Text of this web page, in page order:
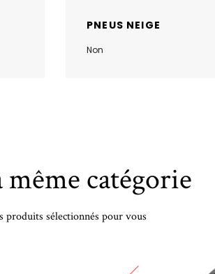
PNEUS NEIGE
Non
même catégorie
produits sélectionnés pour vous